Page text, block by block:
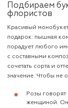
Подбираем
флористов
Красивый
подарок: пышная
порадует любого
с составными
сочетать сорта и
значение. Чтобы не
Розы
женщиной.